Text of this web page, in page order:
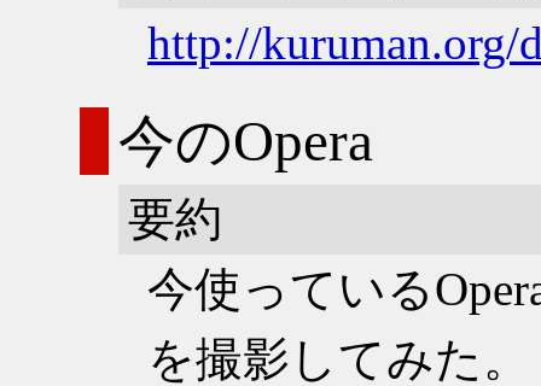
http://kuruman.org/
今のOpera
要約
今使っている
を撮影してみた。